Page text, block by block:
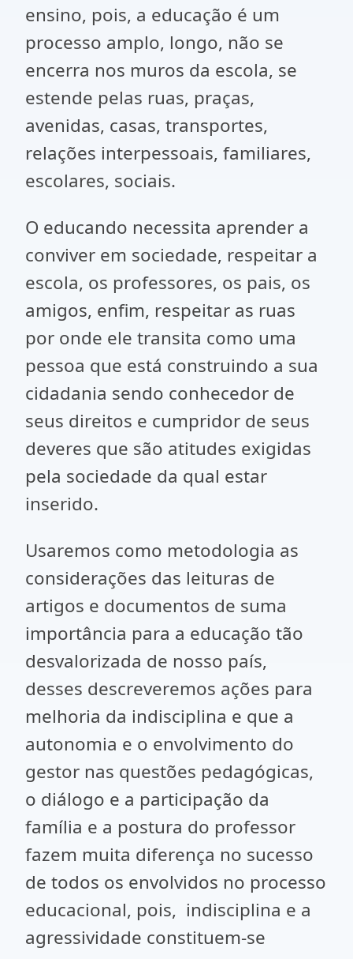
ensino, pois, a educação é um
processo amplo, longo, não se
encerra nos muros da escola, se
estende pelas ruas, praças,
avenidas, casas, transportes,
relações interpessoais, familiares,
escolares, sociais.
O educando necessita aprender a
conviver em sociedade, respeitar a
escola, os professores, os pais, os
amigos, enfim, respeitar as ruas
por onde ele transita como uma
pessoa que está construindo a sua
cidadania sendo conhecedor de
seus direitos e cumpridor de seus
deveres que são atitudes exigidas
pela sociedade da qual estar
inserido.
Usaremos como metodologia as
considerações das leituras de
artigos e documentos de suma
importância para a educação tão
desvalorizada de nosso país,
desses descreveremos ações para
melhoria da indisciplina e que a
autonomia e o envolvimento do
gestor nas questões pedagógicas,
o diálogo e a participação da
família e a postura do professor
fazem muita diferença no sucesso
de todos os envolvidos no processo
educacional, pois, indisciplina e a
agressividade constituem-se